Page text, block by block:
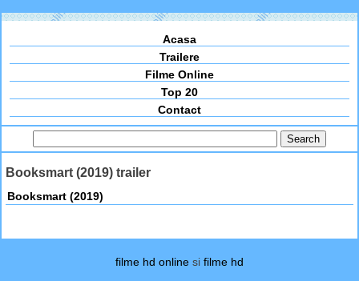
Acasa
Trailere
Filme Online
Top 20
Contact
Booksmart (2019) trailer
Booksmart (2019)
filme hd online si filme hd